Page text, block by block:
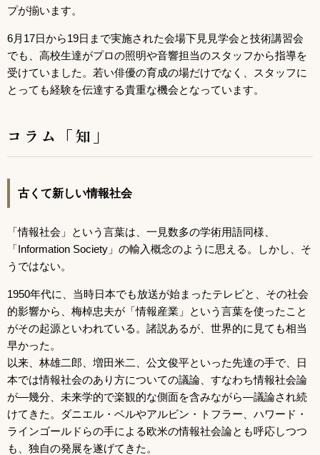
プが揃います。
6月17日から19日まで実施された会場下見見学会と技術講習会
でも、高校生達がプロの照明や音響担当のスタッフから指導を
受けていました。若い俳優の育成の場だけでなく、スタッフに
とっても経験を伝達する貴重な機会となっています。
コラム「知」
古くて新しい情報社会
「情報社会」という言葉は、一見数多の学術用語同様、
「Information Society」の輸入概念のように思える。しかし、そ
うではない。
1950年代に、当時日本でも放送が始まったテレビと、その社会
的影響から、梅棹忠夫が「情報産業」という言葉を使ったこと
がその起源といわれている。諸説あるが、世界的に見ても相当
早かった。
以来、林雄二郎、増田米二、公文俊平といった先達の手で、日
本では情報社会のあり方についての議論、すなわち情報社会論
が―幾分、未来学的で楽観的な側面を含みながら―議論され続
けてきた。ダニエル・ベルやアルビン・トフラー、ハワード・
ラインゴールドらの手による欧米の情報社会論とも呼応しつつ
も、独自の発展を遂げてきた。